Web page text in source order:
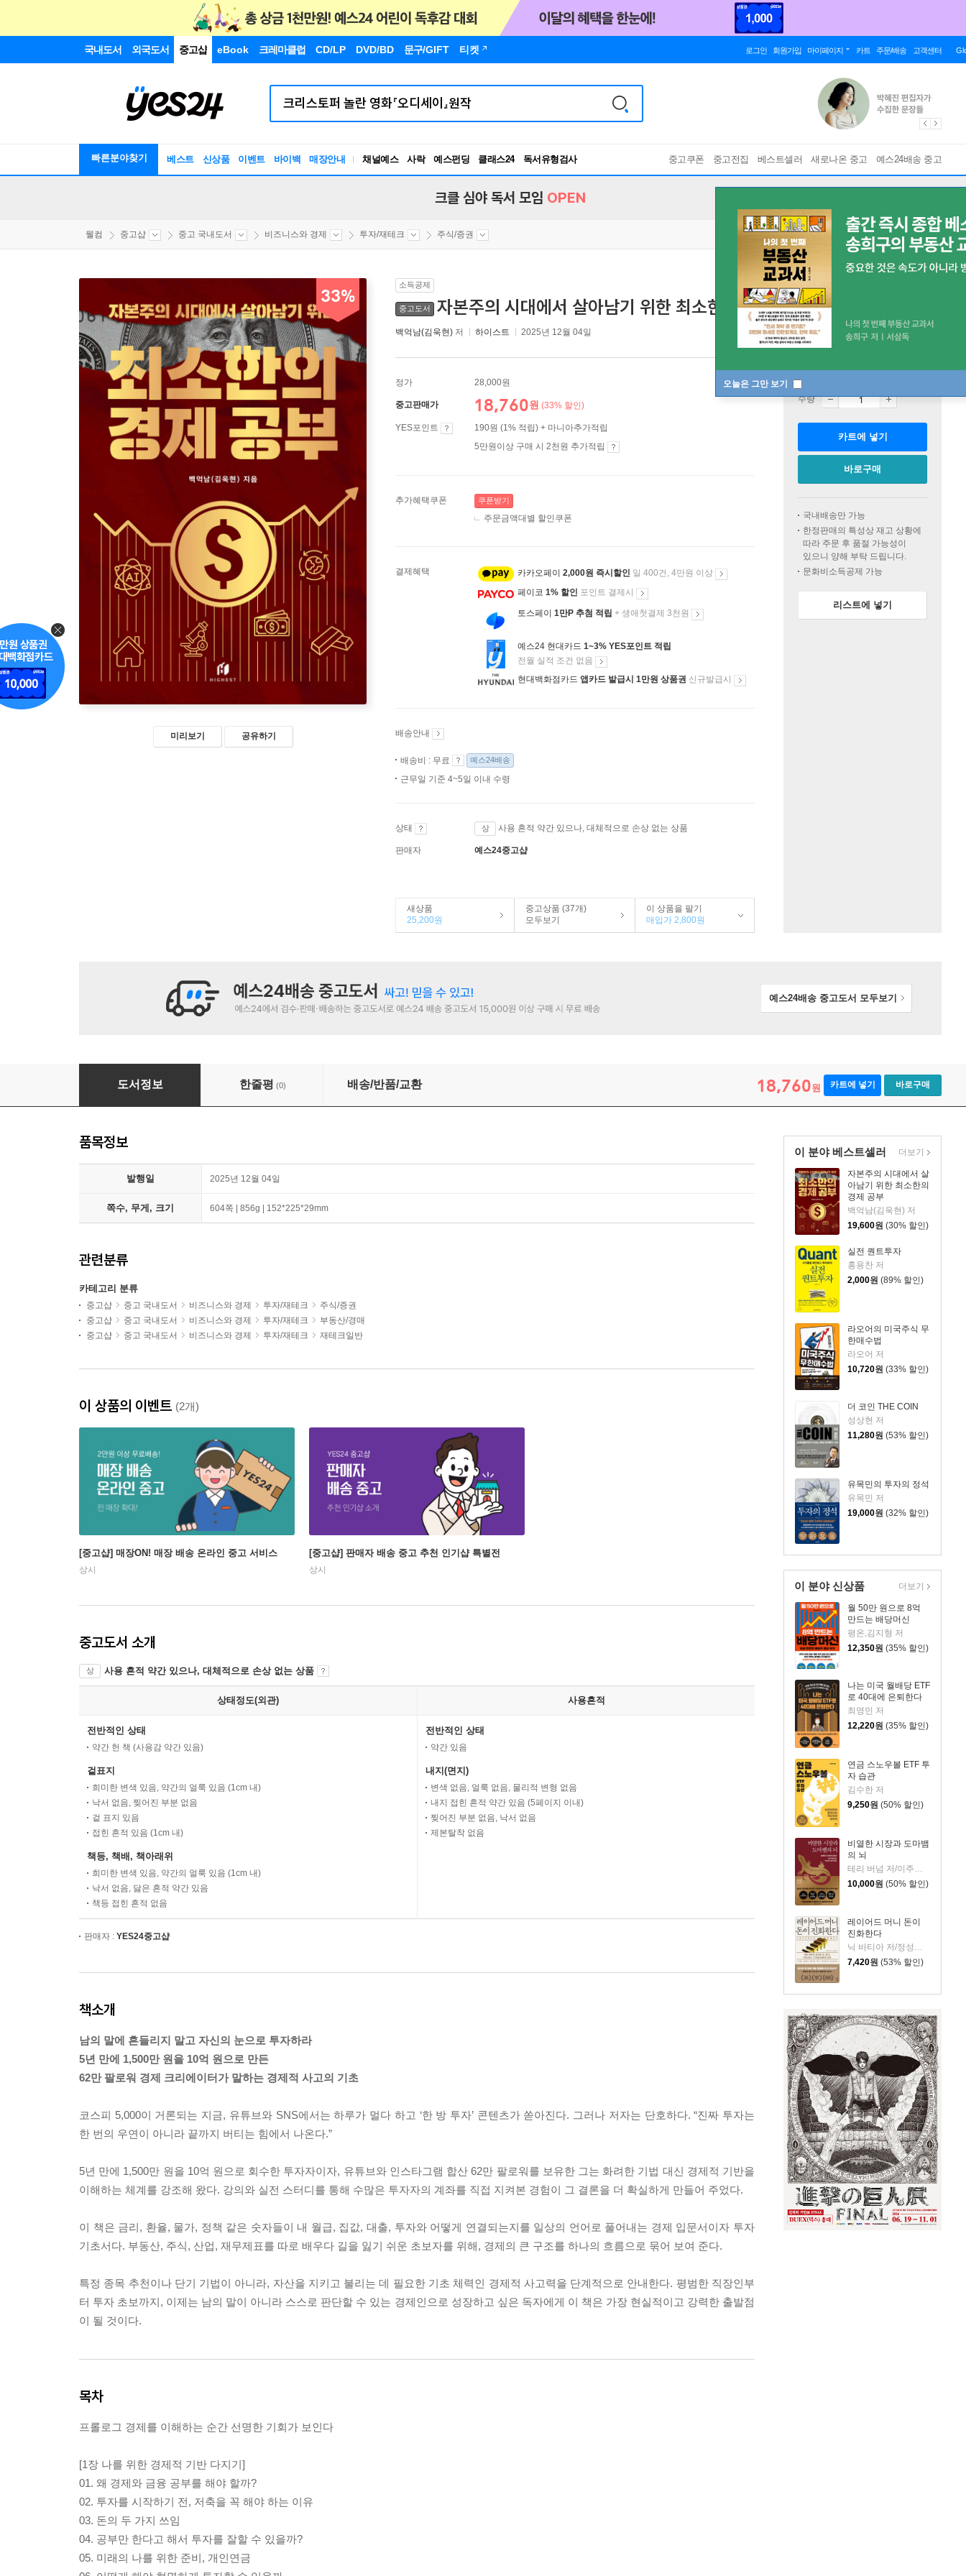
국내도서 외국도서 중고샵 eBook 크레마클럽 CD/LP DVD/BD 문구/GIFT 티켓 로그인 회원가입 마이페이지 카트 주문/배송 고객센터
빠른분야찾기 베스트 신상품 이벤트 바이백 매장안내 채널예스 사락 예스펀딩 클래스24
독서유형검사
RBTI Lab
중고쿠폰 중고전집 베스트셀러 새로나온 중고 예스24배송 중고
오늘은 그만 보기
크클 심야 독서 모임 OPEN
웰컴 중고샵 중고 국내도서 비즈니스와 경제 투자/재테크 주식/증권
33%
미리보기 공유하기
소득공제
중고도서 자본주의 시대에서 살아남기 위한 최소한의 경제 공부
백억남(김욱현) 저 하이스트 2025년 12월 04일
정가 28,000원
중고판매가 18,760원 (33% 할인)
YES포인트
190원 (1% 적립) + 마니아추가적립
5만원이상 구매 시 2천원 추가적립
추가혜택쿠폰 쿠폰받기
주문금액대별 할인쿠폰
결제혜택 카카오페이 2,000원 즉시할인 일 400건, 4만원 이상
페이코 1% 할인 포인트 결제시
토스페이 1만P 추첨 적립 + 생애첫결제 3천원
예스24 현대카드 1~3% YES포인트 적립
전월 실적 조건 없음
현대백화점카드 앱카드 발급시 1만원 상품권 신규발급시
배송안내
배송비 : 무료 예스24배송
근무일 기준 4~5일 이내 수령
상태 상 사용 흔적 약간 있으나, 대체적으로 손상 없는 상품
판매자 예스24중고샵
새상품
25,200원
중고상품 (37개)
모두보기
이 상품을 팔기
매입가 2,800원
수량
카트에 넣기
바로구매
국내배송만 가능
한정판매의 특성상 재고 상황에
따라 주문 후 품절 가능성이
있으니 양해 부탁 드립니다.
문화비소득공제 가능
리스트에 넣기
예스24배송 중고도서 모두보기
자본주의 시대에서 살아남기 위한 최소한의 경제 공부
도서정보 한줄평 (0) 배송/반품/교환 18,760원 카트에 넣기 바로구매
이 분야 베스트셀러
자본주의 시대에서 살
아남기 위한 최소한의
경제 공부
백억남(김욱현) 저
19,600원 (30% 할인)
실전 퀀트투자
홍용찬 저
2,000원 (89% 할인)
라오어의 미국주식 무
한매수법
라오어 저
10,720원 (33% 할인)
더 코인 THE COIN
성상현 저
11,280원 (53% 할인)
유목민의 투자의 정석
유목민 저
19,000원 (32% 할인)
더보기
이 분야 신상품
월 50만 원으로 8억
만드는 배당머신
평온,김지형 저
12,350원 (35% 할인)
나는 미국 월배당 ETF
로 40대에 은퇴한다
최영민 저
12,220원 (35% 할인)
연금 스노우볼 ETF 투
자 습관
김수한 저
9,250원 (50% 할인)
비열한 시장과 도마뱀
의 뇌
테리 버넘 저/이주영 역/이상건 감수
10,000원 (50% 할인)
레이어드 머니 돈이
진화한다
7,420원 (53% 할인)
더보기
품목정보
발행일 2025년 12월 04일
쪽수, 무게, 크기 604쪽 | 856g | 152*225*29mm
관련분류
카테고리 분류
중고샵 중고 국내도서 비즈니스와 경제 투자/재테크
주식/증권
중고샵
중고 국내도서 비즈니스와 경제 투자/재테크
부동산/경매
중고샵
중고 국내도서 비즈니스와 경제 투자/재테크 재테크일반
이 상품의 이벤트 (2개)
[중고샵] 매장ON! 매장 배송 온라인 중고 서비스
상시
[중고샵] 판매자 배송 중고 추천 인기샵 특별전
상시
중고도서 소개
상 사용 흔적 약간 있으나, 대체적으로 손상 없는 상품
상태정도(외관) 사용흔적
전반적인 상태
약간 헌 책 (사용감 약간 있음)
겉표지
희미한 변색 있음, 약간의 얼룩 있음 (1cm 내)
낙서 없음, 찢어진 부분 없음
겉 표지 있음
접힌 흔적 있음 (1cm 내)
책등, 책배, 책아래위
희미한 변색 있음, 약간의 얼룩 있음 (1cm 내)
낙서 없음, 닳은 흔적 약간 있음
책등 접힌 흔적 없음
전반적인 상태
약간 있음
내지(면지)
변색 없음, 얼룩 없음, 물리적 변형 없음
내지 접힌 흔적 약간 있음 (5페이지 이내)
찢어진 부분 없음, 낙서 없음
제본탈착 없음
판매자 : YES24중고샵
책소개
남의 말에 흔들리지 말고 자신의 눈으로 투자하라
5년 만에 1,500만 원을 10억 원으로 만든
62만 팔로워 경제 크리에이터가 말하는 경제적 사고의 기초
코스피 5,000이 거론되는 지금, 유튜브와 SNS에서는 하루가 멀다 하고 ‘한 방 투자’ 콘텐츠가 쏟아진다. 그러나 저자는 단호하다. “진짜 투자는
한 번의 우연이 아니라 끝까지 버티는 힘에서 나온다.”
5년 만에 1,500만 원을 10억 원으로 회수한 투자자이자, 유튜브와 인스타그램 합산 62만 팔로워를 보유한 그는 화려한 기법 대신 경제적 기반을
이해하는 체계를 강조해 왔다. 강의와 실전 스터디를 통해 수많은 투자자의 계좌를 직접 지켜본 경험이 그 결론을 더 확실하게 만들어 주었다.
이 책은 금리, 환율, 물가, 정책 같은 숫자들이 내 월급, 집값, 대출, 투자와 어떻게 연결되는지를 일상의 언어로 풀어내는 경제 입문서이자 투자
기초서다. 부동산, 주식, 산업, 재무제표를 따로 배우다 길을 잃기 쉬운 초보자를 위해, 경제의 큰 구조를 하나의 흐름으로 묶어 보여 준다.
특정 종목 추천이나 단기 기법이 아니라, 자산을 지키고 불리는 데 필요한 기초 체력인 경제적 사고력을 단계적으로 안내한다. 평범한 직장인부
터 투자 초보까지, 이제는 남의 말이 아니라 스스로 판단할 수 있는 경제인으로 성장하고 싶은 독자에게 이 책은 가장 현실적이고 강력한 출발점
이 될 것이다.
목차
프롤로그 경제를 이해하는 순간 선명한 기회가 보인다
[1장 나를 위한 경제적 기반 다지기]
01. 왜 경제와 금융 공부를 해야 할까?
02. 투자를 시작하기 전, 저축을 꼭 해야 하는 이유
03. 돈의 두 가지 쓰임
04. 공부만 한다고 해서 투자를 잘할 수 있을까?
05. 미래의 나를 위한 준비, 개인연금